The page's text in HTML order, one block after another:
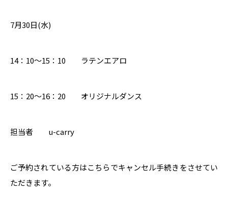
7月30日(水)
14：10～15：10 ラテンエアロ
15：20～16：20 オリジナルダンス
担当者 u-carry
ご予約されている方はこちらでキャンセル手続きをさせてい
ただきます。